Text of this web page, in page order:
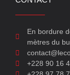
En bordure
mètres du
+228 90 16